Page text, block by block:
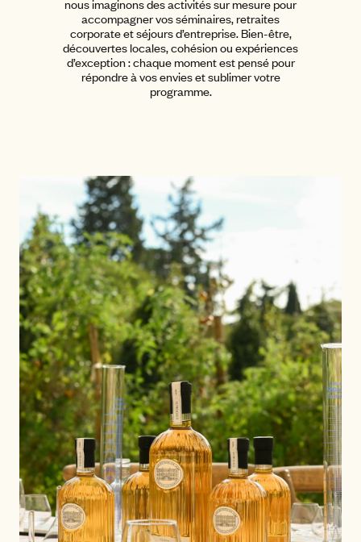
nous imaginons des activités sur mesure pour
accompagner vos séminaires, retraites
corporate et séjours d’entreprise. Bien-être,
découvertes locales, cohésion ou expériences
d’exception : chaque moment est pensé pour
répondre à vos envies et sublimer votre
programme.